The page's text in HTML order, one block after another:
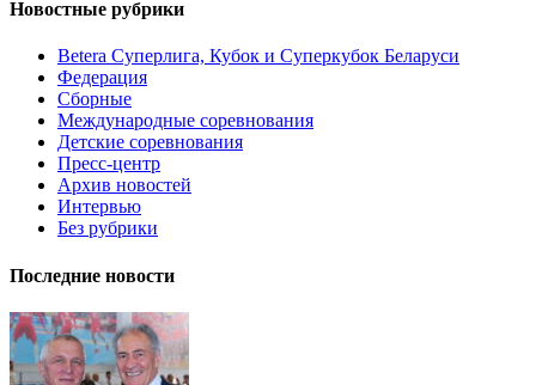
Новостные рубрики
Betera Суперлига, Кубок и Суперкубок Беларуси
Федерация
Сборные
Международные соревнования
Детские соревнования
Пресс-центр
Архив новостей
Интервью
Без рубрики
Последние новости